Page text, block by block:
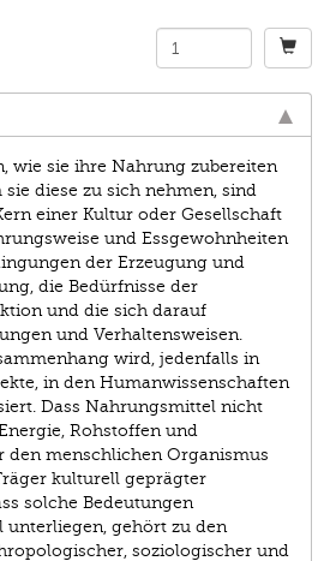
wie sie ihre Nahrung zubereiten
diese zu sich nehmen, sind
einer Kultur oder Gesellschaft
und Essgewohnheiten
der Erzeugung und
die Bedürfnisse der
und die sich darauf
und Verhaltensweisen.
wird, jedenfalls in
in den Humanwissenschaften
Dass Nahrungsmittel nicht
Rohstoffen und
den menschlichen Organismus
kulturell geprägter
solche Bedeutungen
unterliegen, gehört zu den
soziologischer und